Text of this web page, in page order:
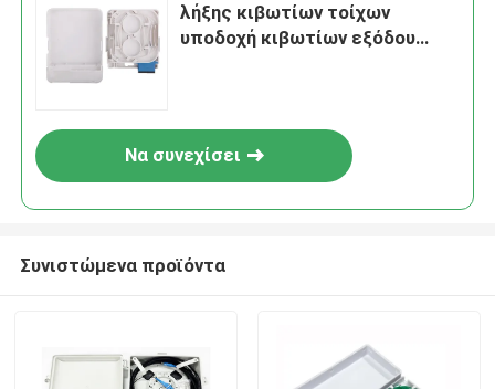
λήξης κιβωτίων τοίχων
υποδοχή κιβωτίων εξόδου
Να συνεχίσει
Συνιστώμενα προϊόντα